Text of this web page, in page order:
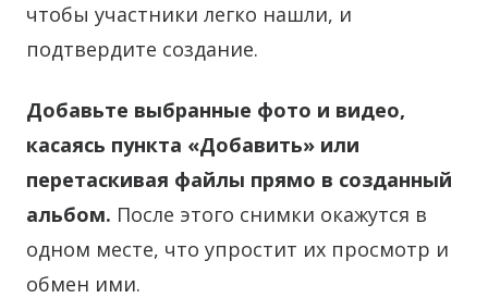
чтобы участники легко нашли, и
подтвердите создание.
Добавьте выбранные фото и видео,
касаясь пункта «Добавить» или
перетаскивая файлы прямо в созданный
альбом. После этого снимки окажутся в
одном месте, что упростит их просмотр и
обмен ими.